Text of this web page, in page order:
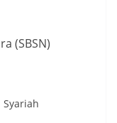
(SBSN)